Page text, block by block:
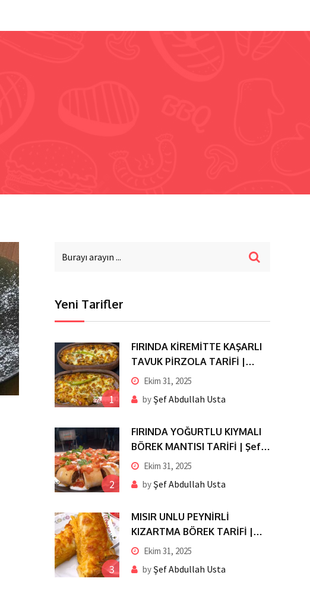
Yeni Tarifler
1
FIRINDA KİREMİTTE KAŞARLI
TAVUK PİRZOLA TARİFİ |
LOKUM GİBİ ET ERİYEN KAŞAR
Ekim 31, 2025
byŞef Abdullah Usta
2
FIRINDA YOĞURTLU KIYMALI
BÖREK MANTISI TARİFİ | Şef
Abdullah Usta’dan Pratik ve
Ekim 31, 2025
byŞef Abdullah Usta
3
MISIR UNLU PEYNİRLİ
KIZARTMA BÖREK TARİFİ |
Şef Abdullah Usta’dan Pratik
Ekim 31, 2025
byŞef Abdullah Usta